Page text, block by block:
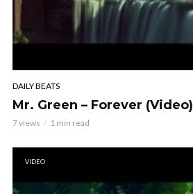
DAILY BEATS
Mr. Green – Forever (Video)
7 views 1 min read
VIDEO